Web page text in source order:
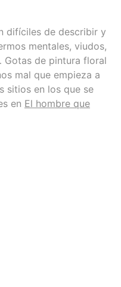
difíciles de describir y
mentales, viudos,
de pintura floral
mal que empieza a
sitios en los que se
en El hombre que